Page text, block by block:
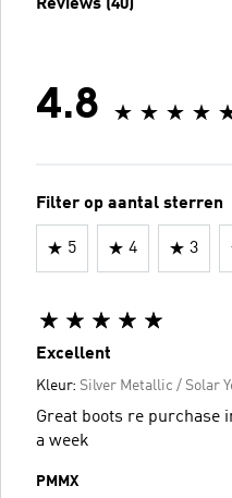
Reviews (40)
4.8
Filter op aantal sterren
5 4 3
Excellent
Kleur: Silver Metallic / Solar
Great boots re purchase in a
a week
PMMX